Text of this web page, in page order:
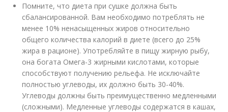
Помните, что диета при сушке должна быть
сбалансированной. Вам необходимо потреблять не
менее 10% ненасыщенных жиров относительно
общего количества калорий в диете (всего до 25%
жира в рационе). Употребляйте в пищу жирную рыбу,
она богата Омега-3 жирными кислотами, которые
способствуют получению рельефа. Не исключайте
полностью углеводы, их должно быть 30-40%.
Углеводы должны быть преимущественно медленными
(сложными). Медленные углеводы содержатся в кашах,